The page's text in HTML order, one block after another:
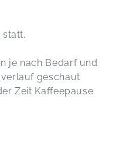
statt.
je nach Bedarf und
geschaut
Zeit Kaffeepause